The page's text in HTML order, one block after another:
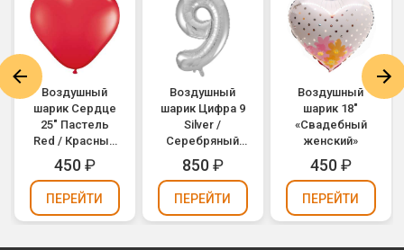
Воздушный
шарик Сердце
25" Пастель
Red / Красный
(1105-0045)
450₽
ПЕРЕЙТИ
Воздушный
шарик Цифра 9
Silver /
Серебряный
(1207-2964)
850₽
ПЕРЕЙТИ
Воздушный
шарик 18"
«Свадебный
женский»
450₽
ПЕРЕЙТИ